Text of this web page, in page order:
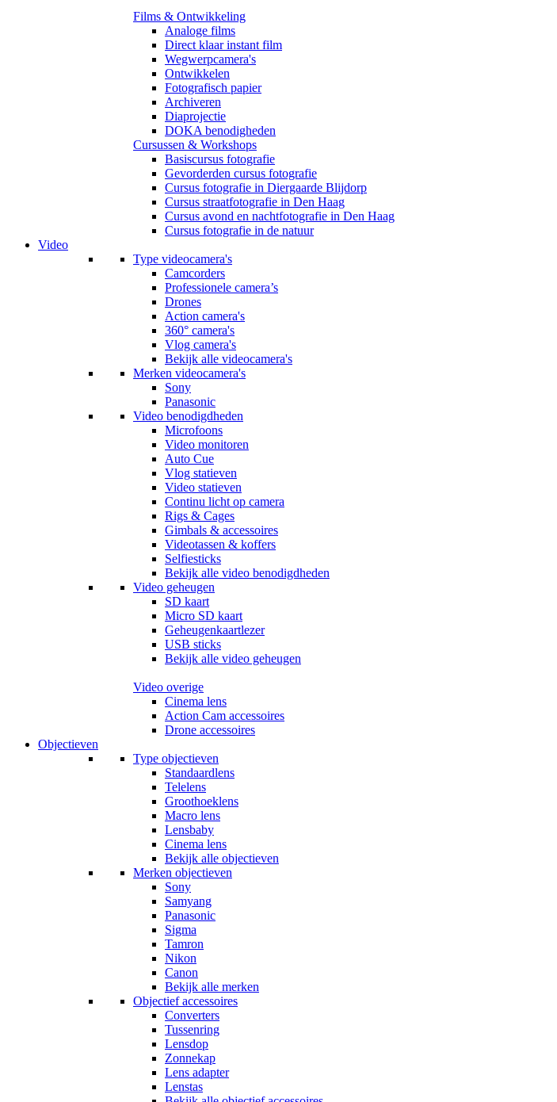
Films & Ontwikkeling
Analoge films
Direct klaar instant film
Wegwerpcamera's
Ontwikkelen
Fotografisch papier
Archiveren
Diaprojectie
DOKA benodigheden
Cursussen & Workshops
Basiscursus fotografie
Gevorderden cursus fotografie
Cursus fotografie in Diergaarde Blijdorp
Cursus straatfotografie in Den Haag
Cursus avond en nachtfotografie in Den Haag
Cursus fotografie in de natuur
Video
Type videocamera's
Camcorders
Professionele camera’s
Drones
Action camera's
360° camera's
Vlog camera's
Bekijk alle videocamera's
Merken videocamera's
Sony
Panasonic
Video benodigdheden
Microfoons
Video monitoren
Auto Cue
Vlog statieven
Video statieven
Continu licht op camera
Rigs & Cages
Gimbals & accessoires
Videotassen & koffers
Selfiesticks
Bekijk alle video benodigdheden
Video geheugen
SD kaart
Micro SD kaart
Geheugenkaartlezer
USB sticks
Bekijk alle video geheugen
Video overige
Cinema lens
Action Cam accessoires
Drone accessoires
Objectieven
Type objectieven
Standaardlens
Telelens
Groothoeklens
Macro lens
Lensbaby
Cinema lens
Bekijk alle objectieven
Merken objectieven
Sony
Samyang
Panasonic
Sigma
Tamron
Nikon
Canon
Bekijk alle merken
Objectief accessoires
Converters
Tussenring
Lensdop
Zonnekap
Lens adapter
Lenstas